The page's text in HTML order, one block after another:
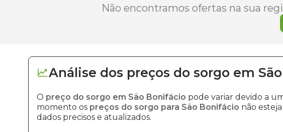
Não encontramos ofertas na sua
Análise dos preços do sorgo em
O preço do sorgo em São Bonifácio pode variar devido a
momento os preços do sorgo para São Bonifácio não
dados precisos e atualizados.